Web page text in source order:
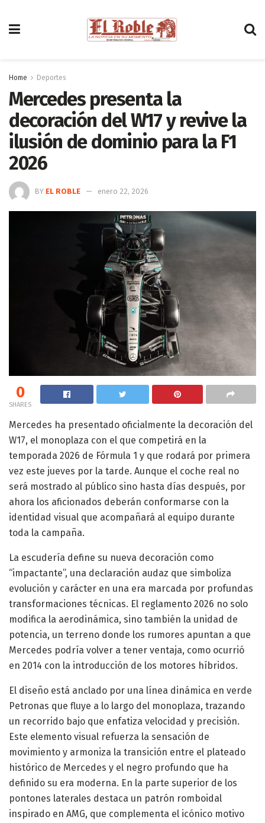
Home Deportes
Mercedes presenta la
decoración del W17 y revive la
ilusión de dominio para la F1
2026
BY EL ROBLE enero 22, 2026
0
SHARES
Mercedes ha presentado oficialmente la decoración del
W17, el monoplaza con el que competirá en la
temporada 2026 de Fórmula 1 y que rodará por primera
vez este jueves por la tarde. Aunque el coche real no
será mostrado al público sino hasta días después, por
ahora los aficionados deberán conformarse con la
identidad visual que acompañará al equipo durante
toda la campaña.
La escudería define su nueva decoración como
“impactante”, una declaración audaz que simboliza
evolución y carácter en una era marcada por profundas
transformaciones técnicas. El reglamento 2026 no solo
modifica la aerodinámica, sino también la unidad de
potencia, un terreno donde los rumores apuntan a que
Mercedes podría volver a tener ventaja, como ocurrió
en 2014 con la introducción de los motores híbridos.
El diseño está anclado por una línea dinámica en verde
Petronas que fluye a lo largo del monoplaza, trazando
un recorrido bajo que enfatiza velocidad y precisión.
Este elemento visual refuerza la sensación de
movimiento y armoniza la transición entre el plateado
histórico de Mercedes y el negro profundo que ha
definido su era moderna. En la parte superior de los
pontones laterales destaca un patrón romboidal
inspirado en AMG, que complementa el icónico motivo